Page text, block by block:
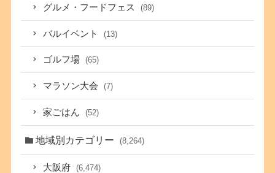
グルメ・フードフェス (89)
バルイベント (13)
ゴルフ場 (65)
マラソン大会 (7)
家ごはん (52)
地域別カテゴリー (8,264)
大阪府 (6,474)